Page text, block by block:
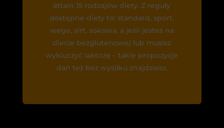
attain 15 rodzajów diety. Z reguły
dostępne diety to: standard, sport,
wege, sirt, sokowa, a jeśli jesteś na
diecie bezglutenowej lub musisz
wykluczyć laktozę – takie propozycje
dań też bez wysiłku znajdziesz.